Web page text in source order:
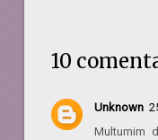
10
Unknown
Multumim